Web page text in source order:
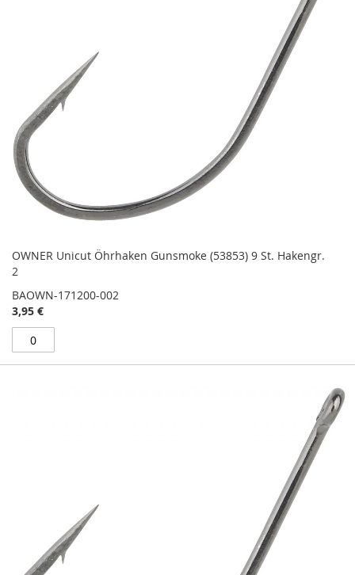
OWNER Unicut Öhrhaken Gunsmoke (53853) 9 St. Hakengr.
2
BAOWN-171200-002
3,95 €